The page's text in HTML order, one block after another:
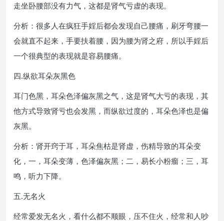
走坐卧腰部没有力气，这都是肾气亏虚的表现。
分析：很多人在疯狂手婬后都会发现自己腰痛，刷牙弯腰一
会就直不起来，手要扶着腰，因为腰为肾之府，所以手婬后
一个很典型的表现就是容易腰痛。
四.纵欲耳朵灰黑色
耳门色黑，耳朵色泽偏灰黑之气，这是肾气大亏的表现，其
他方式导致肾亏也会发黑，而纵欲过度的，耳朵色泽也是偏
灰黑。
分析：肾开窍于耳，耳朵焦枯是肾虚，伤精导致的耳朵变
化，一，耳朵变薄，色泽偏灰黑；二，易长小粉瘤；三，耳
鸣，听力下降。
五.无名火
经常爱发无名火，看什么都不顺眼，压不住火，经常和人吵